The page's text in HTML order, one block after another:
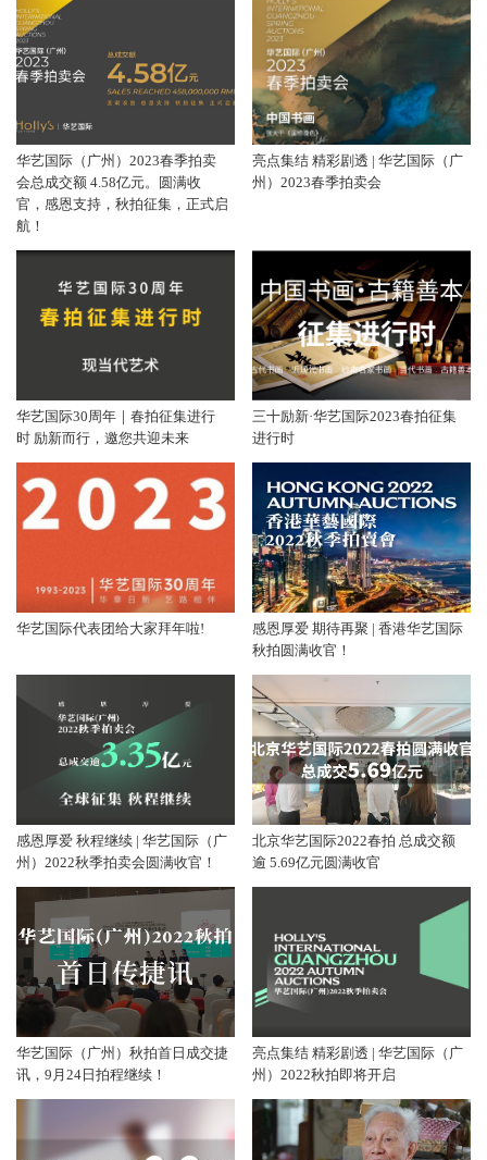
华艺国际（广州）2023春季拍卖
会总成交额 4.58亿元。圆满收
官，感恩支持，秋拍征集，正式启
航！
亮点集结 精彩剧透 | 华艺国际（广
州）2023春季拍卖会
华艺国际30周年｜春拍征集进行
时 励新而行，邀您共迎未来
三十励新·华艺国际2023春拍征集
进行时
华艺国际代表团给大家拜年啦!
感恩厚爱 期待再聚 | 香港华艺国际
秋拍圆满收官！
感恩厚爱 秋程继续 | 华艺国际（广
州）2022秋季拍卖会圆满收官！
北京华艺国际2022春拍 总成交额
逾 5.69亿元圆满收官
华艺国际（广州）秋拍首日成交捷
讯，9月24日拍程继续！
亮点集结 精彩剧透 | 华艺国际（广
州）2022秋拍即将开启